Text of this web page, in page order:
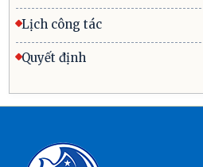
Lịch công tác
Quyết định